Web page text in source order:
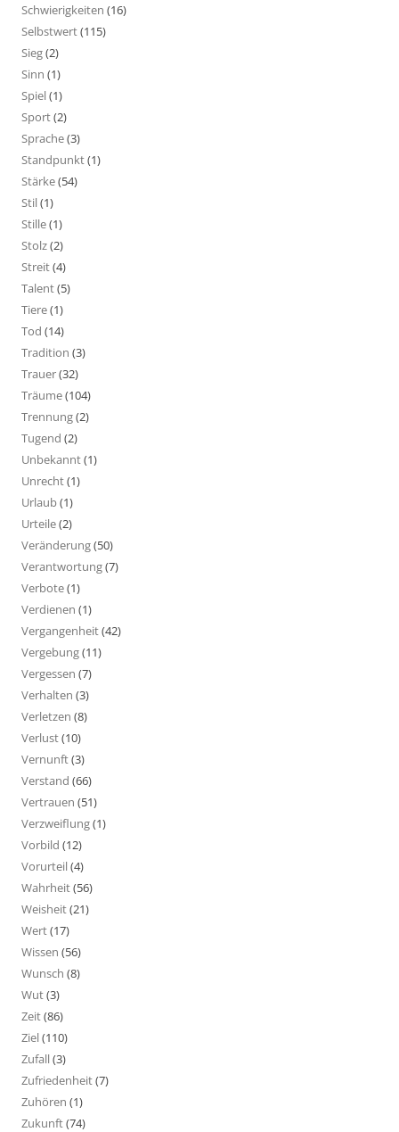
Schwierigkeiten (16)
Selbstwert(115)
Sieg(2)
Sinn (1)
Spiel(1)
Sport(2)
Sprache(3)
Standpunkt(1)
Stärke(54)
Stil(1)
Stille(1)
Stolz(2)
Streit(4)
Talent(5)
Tiere(1)
Tod (14)
Tradition (3)
Trauer(32)
Träume(104)
Trennung(2)
Tugend (2)
Unbekannt(1)
Unrecht(1)
Urlaub(1)
Urteile(2)
Veränderung(50)
Verantwortung(7)
Verbote(1)
Verdienen (1)
Vergangenheit(42)
Vergebung(11)
Vergessen (7)
Verhalten (3)
Verletzen (8)
Verlust(10)
Vernunft(3)
Verstand (66)
Vertrauen (51)
Verzweiflung(1)
Vorbild (12)
Vorurteil(4)
Wahrheit(56)
Weisheit(21)
Wert(17)
Wissen (56)
Wunsch (8)
Wut(3)
Zeit(86)
Ziel(110)
Zufall(3)
Zufriedenheit(7)
Zuhören (1)
Zukunft(74)